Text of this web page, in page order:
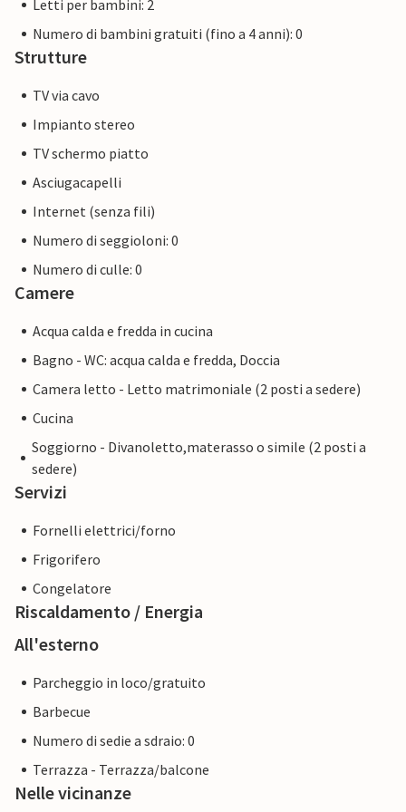
Letti per bambini: 2
Numero di bambini gratuiti (fino a 4 anni): 0
Strutture
TV via cavo
Impianto stereo
TV schermo piatto
Asciugacapelli
Internet (senza fili)
Numero di seggioloni: 0
Numero di culle: 0
Camere
Acqua calda e fredda in cucina
Bagno - WC: acqua calda e fredda, Doccia
Camera letto - Letto matrimoniale (2 posti a sedere)
Cucina
Soggiorno - Divanoletto,materasso o simile (2 posti a
sedere)
Servizi
Fornelli elettrici/forno
Frigorifero
Congelatore
Riscaldamento / Energia
All'esterno
Parcheggio in loco/gratuito
Barbecue
Numero di sedie a sdraio: 0
Terrazza - Terrazza/balcone
Nelle vicinanze